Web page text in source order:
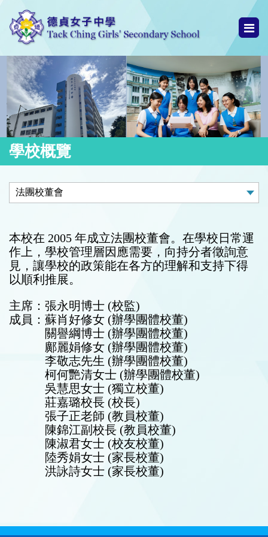
學校概覽
本校在 2005 年成立法團校董會。在學校日常運
作上，學校管理層因應需要，向持分者徵詢意
見，讓學校的政策能在各方的理解和支持下得
以順利推展。
主席：張永明博士 (校監)
成員：蘇肖好修女 (辦學團體校董)
關譽綱博士 (辦學團體校董)
鄺麗娟修女 (辦學團體校董)
李敬志先生 (辦學團體校董)
柯何艷清女士 (辦學團體校董)
吳慧思女士 (獨立校董)
莊嘉璐校長 (校長)
張子正老師 (教員校董)
陳錦江副校長 (教員校董)
陳淑君女士 (校友校董)
陸秀娟女士 (家長校董)
洪詠詩女士 (家長校董)